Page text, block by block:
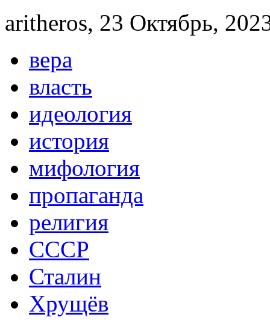
aritheros, 23 Октябрь,
вера
власть
идеология
история
мифология
пропаганда
религия
СССР
Сталин
Хрущёв